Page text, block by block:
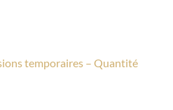
temporaires – Quantité